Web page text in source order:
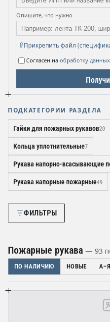
Опишите, что нужно
Прикрепить файл
Согласен на обработку данных
ПОДКАТЕГОРИИ РАЗДЕЛА
Гайки для пожарных рукавов20
Кольца уплотнительные7
Рукава напорно-всасывающие
Рукава напорные пожарные49
ФИЛЬТРЫ
Пожарные рукава — 93
ПО НАЛИЧИЮ НОВЫЕ А–Я